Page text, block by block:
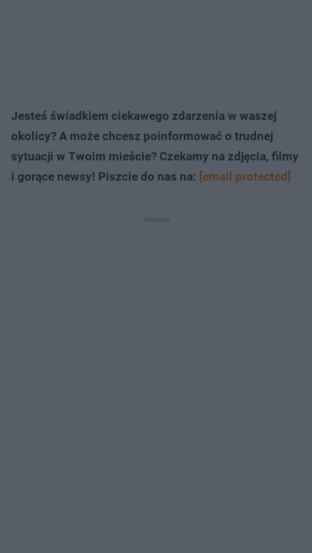
Jesteś świadkiem ciekawego zdarzenia w waszej
okolicy? A może chcesz poinformować o trudnej
sytuacji w Twoim mieście? Czekamy na zdjęcia, filmy
i gorące newsy! Piszcie do nas na: [email protected]